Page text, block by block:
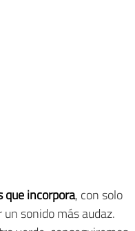
que incorpora, con solo
sonido más audaz.